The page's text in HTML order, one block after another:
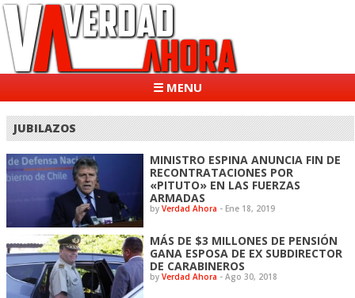
☰ MENU
JUBILAZOS
MINISTRO ESPINA ANUNCIA FIN DE
RECONTRATACIONES POR
«PITUTO» EN LAS FUERZAS
ARMADAS
byVerdad Ahora - Ene 18, 2019
MÁS DE $3 MILLONES DE PENSIÓN
GANA ESPOSA DE EX SUBDIRECTOR
DE CARABINEROS
byVerdad Ahora - Ago 30, 2018